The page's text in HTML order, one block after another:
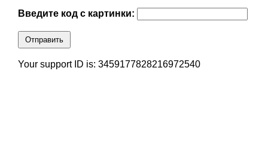
Введите код с картинки:
Отправить
Your support ID is: 3459177828216972540